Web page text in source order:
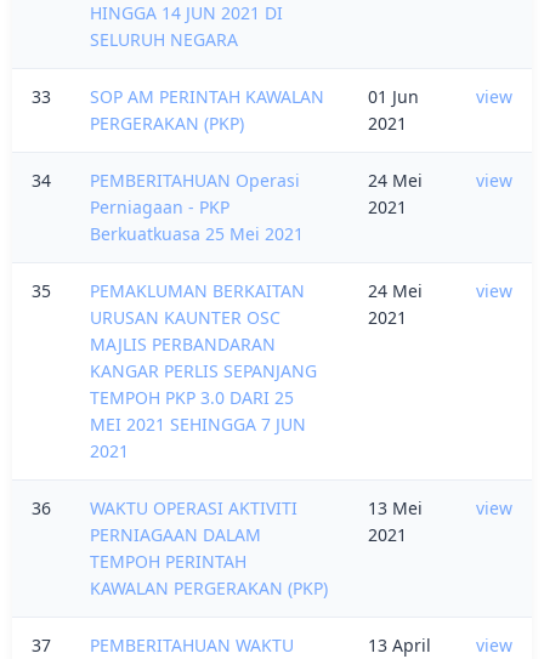
HINGGA 14 JUN 2021 DI
SELURUH NEGARA
33
SOP AM PERINTAH KAWALAN
PERGERAKAN (PKP)
01 Jun
2021
view
34
PEMBERITAHUAN Operasi
Perniagaan - PKP
Berkuatkuasa 25 Mei 2021
24 Mei
2021
view
35
PEMAKLUMAN BERKAITAN
URUSAN KAUNTER OSC
MAJLIS PERBANDARAN
KANGAR PERLIS SEPANJANG
TEMPOH PKP 3.0 DARI 25
MEI 2021 SEHINGGA 7 JUN
2021
24 Mei
2021
view
36
WAKTU OPERASI AKTIVITI
PERNIAGAAN DALAM
TEMPOH PERINTAH
KAWALAN PERGERAKAN (PKP)
13 Mei
2021
view
37
PEMBERITAHUAN WAKTU
13 April
view